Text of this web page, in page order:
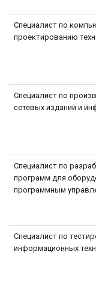
Специалист по
проектированию
Специалист по
сетевых изданий и
Специалист по
программ для
программным
Специалист по
информационных